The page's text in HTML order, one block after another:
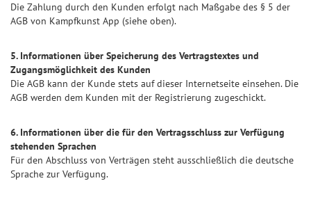
Die Zahlung durch den Kunden erfolgt nach Maßgabe des § 5 der
AGB von Kampfkunst App (siehe oben).
5. Informationen über Speicherung des Vertragstextes und
Zugangsmöglichkeit des Kunden
Die AGB kann der Kunde stets auf dieser Internetseite einsehen. Die
AGB werden dem Kunden mit der Registrierung zugeschickt.
6. Informationen über die für den Vertragsschluss zur Verfügung
stehenden Sprachen
Für den Abschluss von Verträgen steht ausschließlich die deutsche
Sprache zur Verfügung.